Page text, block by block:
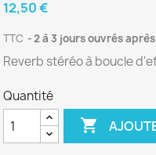
12,50 €
TTC 2 à 3 jours ouvrés
Reverb stéréo à boucle
Quantité
